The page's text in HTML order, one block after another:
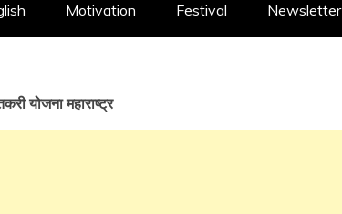
Motivation Festival Newsletter
योजना महाराष्ट्र